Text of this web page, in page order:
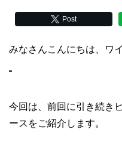
Post
みなさんこんにちは、ワ
今回は、前回に引き続き
ースをご紹介します。